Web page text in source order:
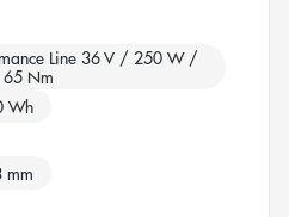
Line 36 V / 250 W /
65 Nm
Wh
mm